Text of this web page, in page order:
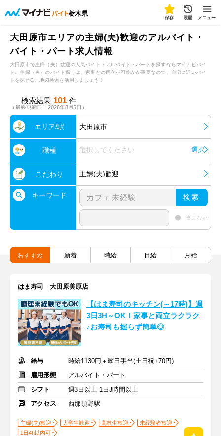
栃木県
保存 履歴 メニュー
大田原市エリアの主婦(夫)歓迎のアルバイト・
バイト・パート求人情報
大田原市で主婦（夫）歓迎の人気バイト・アルバイト・パートを探すならマイナビバイ
ト。主婦（夫）のバイト探しは、家事との両立が可能かが重要なので、自宅に近いバイ
トを探せる、地図検索を活用しましょう！
検索結果 101 件
（最終更新日：2026年8月5日）
エリア/駅 大田原市
職種 選択してください 選択
こだわり 主婦(夫)歓迎
キーワード 検索
含まない
おすすめ 新着 時給 日給 月給
はま寿司 大田原美原店
【はま寿司のキッチン(～17時)】週
3日3H～OK！家事と両立ラクラク
♪お寿司も握らず簡単◎
給与
時給1130円＋曜日手当(土日祝+70円)
雇用形態
アルバイト・パート
シフト
週3日以上 1日3時間以上
アクセス
西那須野駅
主婦(夫)歓迎 大学生歓迎 高校生歓迎
未経験者歓迎
1日4h以内可